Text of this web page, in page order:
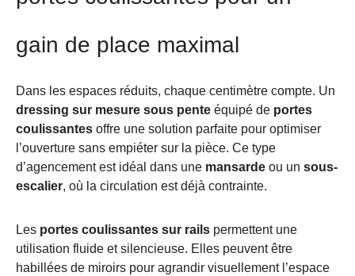
gain de place maximal
Dans les espaces réduits, chaque centimètre compte. Un
dressing sur mesure sous pente équipé de portes
coulissantes offre une solution parfaite pour optimiser
l’ouverture sans empiéter sur la pièce. Ce type
d’agencement est idéal dans une mansarde ou un sous-
escalier, où la circulation est déjà contrainte.
Les portes coulissantes sur rails permettent une
utilisation fluide et silencieuse. Elles peuvent être
habillées de miroirs pour agrandir visuellement l’espace